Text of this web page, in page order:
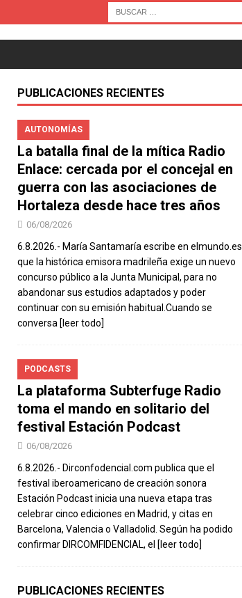
PUBLICACIONES RECIENTES
AUTONOMÍAS
La batalla final de la mítica Radio
Enlace: cercada por el concejal en
guerra con las asociaciones de
Hortaleza desde hace tres años
06/08/2026
6.8.2026.- María Santamaría escribe en elmundo.es
que la histórica emisora madrileña exige un nuevo
concurso público a la Junta Municipal, para no
abandonar sus estudios adaptados y poder
continuar con su emisión habitual.Cuando se
conversa [leer todo]
PODCASTS
La plataforma Subterfuge Radio
toma el mando en solitario del
festival Estación Podcast
06/08/2026
6.8.2026.- Dirconfodencial.com publica que el
festival iberoamericano de creación sonora
Estación Podcast inicia una nueva etapa tras
celebrar cinco ediciones en Madrid, y citas en
Barcelona, Valencia o Valladolid. Según ha podido
confirmar DIRCOMFIDENCIAL, el [leer todo]
PUBLICACIONES RECIENTES